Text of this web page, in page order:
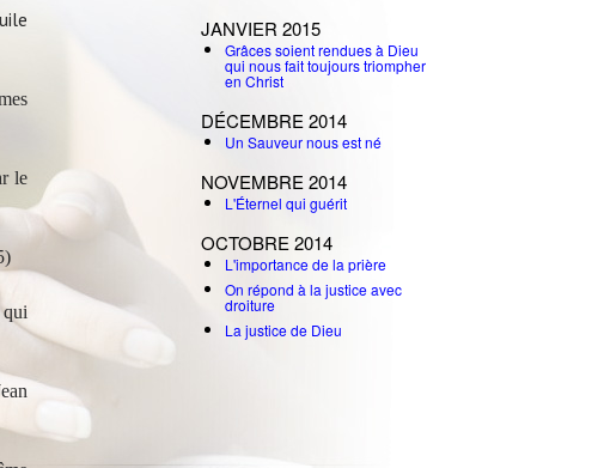
le
JANVIER 2015
Grâces soient rendues à Dieu
qui nous fait toujours triompher
en Christ
DÉCEMBRE 2014
Un Sauveur nous est né
NOVEMBRE 2014
L'Éternel qui guérit
OCTOBRE 2014
L'importance de la prière
On répond à la justice avec
droiture
La justice de Dieu